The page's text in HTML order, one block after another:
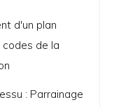
d'un plan
de la
: Parrainage